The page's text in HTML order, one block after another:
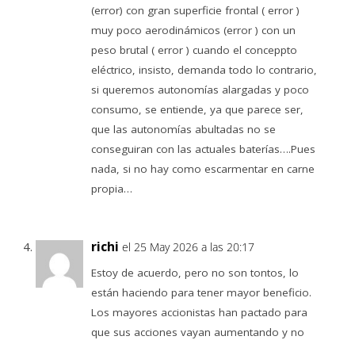
(error) con gran superficie frontal ( error )
muy poco aerodinámicos (error ) con un
peso brutal ( error ) cuando el conceppto
eléctrico, insisto, demanda todo lo contrario,
si queremos autonomías alargadas y poco
consumo, se entiende, ya que parece ser,
que las autonomías abultadas no se
conseguiran con las actuales baterías….Pues
nada, si no hay como escarmentar en carne
propia…
richi el 25 May 2026 a las 20:17
Estoy de acuerdo, pero no son tontos, lo
están haciendo para tener mayor beneficio.
Los mayores accionistas han pactado para
que sus acciones vayan aumentando y no